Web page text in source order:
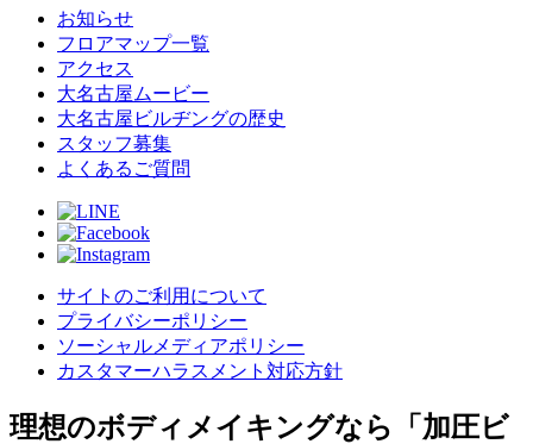
お知らせ
フロアマップ一覧
アクセス
大名古屋ムービー
大名古屋ビルヂングの歴史
スタッフ募集
よくあるご質問
サイトのご利用について
プライバシーポリシー
ソーシャルメディアポリシー
カスタマーハラスメント対応方針
理想のボディメイキングなら「加圧ビ